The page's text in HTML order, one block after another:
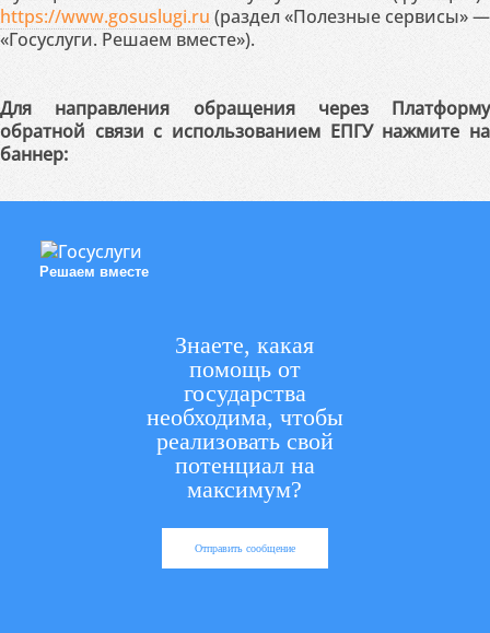
https://www.gosuslugi.ru (раздел «Полезные сервисы» —
«Госуслуги. Решаем вместе»).
Для направления обращения через Платформу
обратной связи с использованием ЕПГУ нажмите на
баннер:
Решаем вместе
Знаете, какая
помощь от
государства
необходима, чтобы
реализовать свой
потенциал на
максимум?
Отправить сообщение